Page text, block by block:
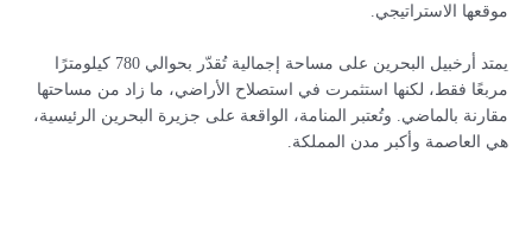
موقعها الاستراتيجي.
يمتد أرخبيل البحرين على مساحة إجمالية تُقدّر بحوالي 780 كيلومترًا
مربعًا فقط، لكنها استثمرت في استصلاح الأراضي، ما زاد من مساحتها
مقارنة بالماضي. وتُعتبر المنامة، الواقعة على جزيرة البحرين الرئيسية،
هي العاصمة وأكبر مدن المملكة.